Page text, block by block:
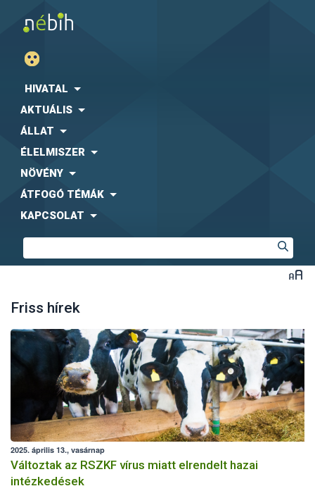
HIVATAL
AKTUÁLIS
ÁLLAT
ÉLELMISZER
NÖVÉNY
ÁTFOGÓ TÉMÁK
KAPCSOLAT
Friss hírek
2025. április 13., vasárnap
Változtak az RSZKF vírus miatt elrendelt hazai
intézkedések